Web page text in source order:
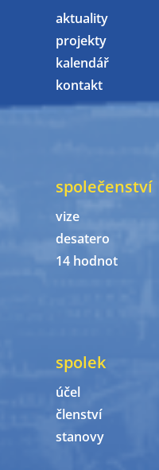
aktuality
projekty
kalendář
kontakt
společenství
vize
desatero
14 hodnot
spolek
účel
členství
stanovy